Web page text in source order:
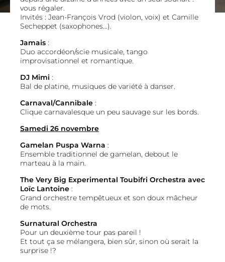
vous régaler.
Invités : Jean-François Vrod (violon, voix) et Camille
Secheppet (saxophones…).
Jamais :
Duo accordéon/scie musicale, tango
improvisationnel et romantique.
DJ Mimi :
Bal de platine, musiques de variété à danser.
Carnaval/Cannibale :
Clique carnavalesque un peu sauvage sur les bords.
Samedi 26 novembre
Gamelan Puspa Warna :
Ensemble traditionnel de gamelan, debout le
marteau à la main.
The Very Big Experimental Toubifri Orchestra avec
Loïc Lantoine :
Grand orchestre tempêtueux et son doux mâcheur
de mots.
Surnatural Orchestra
Pour un deuxième tour pas pareil !
Et tout ça se mélangera, bien sûr, sinon où serait la
surprise !?